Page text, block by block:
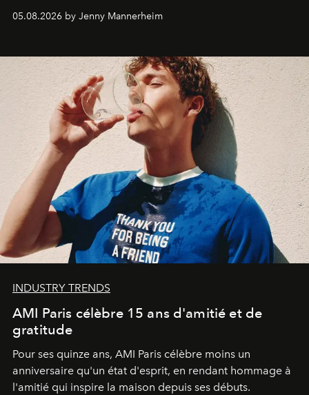
codes de la parfumerie contemporaine en proposant
une approche aussi intuitive que personnelle :
05.08.2026 by Jenny Mannerheim
INDUSTRY TRENDS
AMI Paris célèbre 15 ans d'amitié et de
gratitude
Pour ses quinze ans, AMI Paris célèbre moins un
anniversaire qu'un état d'esprit, en rendant hommage à
l'amitié qui inspire la maison depuis ses débuts.